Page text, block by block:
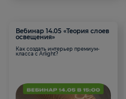
Вебинар 14.05 «Теория слоев
освещения»
Как создать интерьер премиум-
класса с Arlight?